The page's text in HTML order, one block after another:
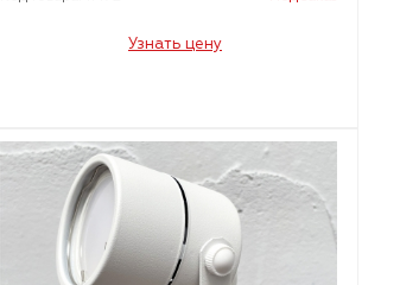
Узнать цену